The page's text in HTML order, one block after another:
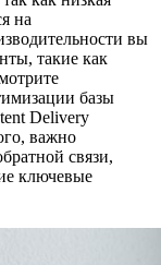
на
вы
такие как
базы
Delivery
важно
связи,
ключевые